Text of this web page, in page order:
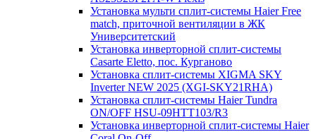
Установка мульти сплит-системы Haier Free
match, приточной вентиляции в ЖК
Университетский
Установка инверторной сплит-системы
Casarte Eletto, пос. Курганово
Установка сплит-системы XIGMA SKY
Inverter NEW 2025 (XGI-SKY21RHA)
Установка сплит-системы Haier Tundra
ON/OFF HSU-09HTT103/R3
Установка инверторной сплит-системы Haier